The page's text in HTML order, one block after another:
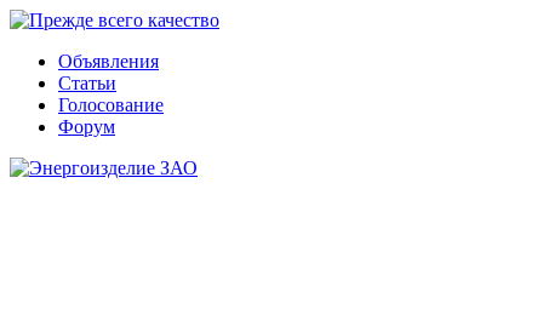
Объявления
Статьи
Голосование
Форум